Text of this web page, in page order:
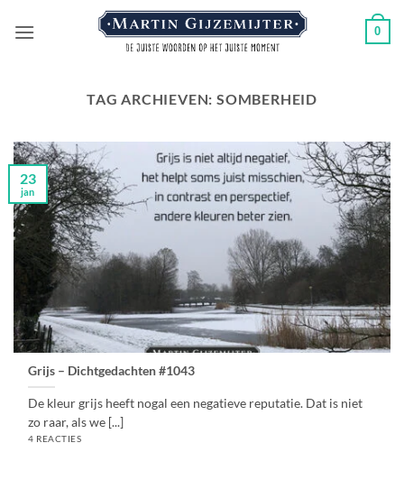
naar
0
TAG ARCHIEVEN: SOMBERHEID
Grijs – Dichtgedachten #1043
De kleur grijs heeft nogal een negatieve reputatie. Dat is niet
zo raar, als we [...]
4 REACTIES
23
jan